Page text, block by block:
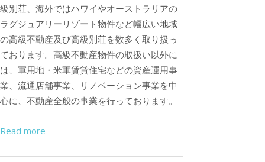
級別荘、海外ではハワイやオーストラリアの
ラグジュアリーリゾート物件など幅広い地域
の高級不動産及び高級別荘を数多く取り扱っ
ております。高級不動産物件の取扱い以外に
は、軍用地・米軍賃貸住宅などの資産運用事
業、流通店舗事業、リノベーション事業を中
心に、不動産全般の事業を行っております。
Read more